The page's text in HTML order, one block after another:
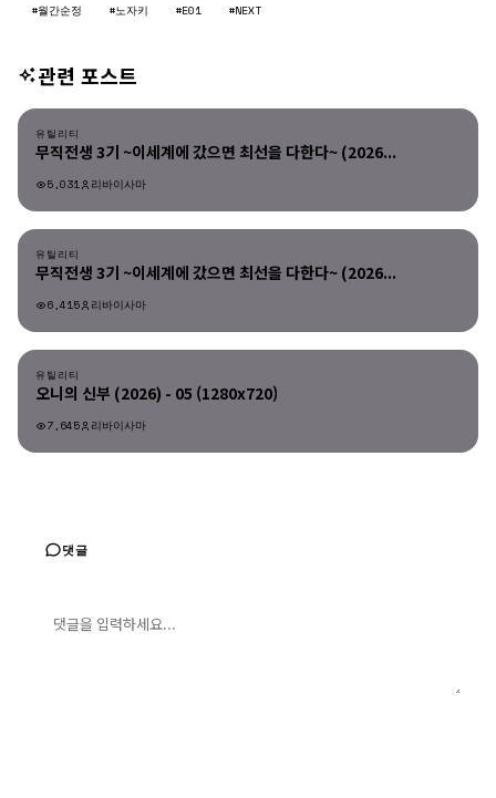
#월간순정
#노자키 #E01 #NEXT
관련 포스트
유틸리티
유틸리티
무직전생 3기 ~이세계에 갔으면 최선을 다한다~ (2026...
5,031 리바이사마
유틸리티
무직전생 3기 ~이세계에 갔으면 최선을 다한다~ (2026...
6,415 리바이사마
유틸리티
오니의 신부 (2026) - 05 (1280x720)
7,645 리바이사마
댓글